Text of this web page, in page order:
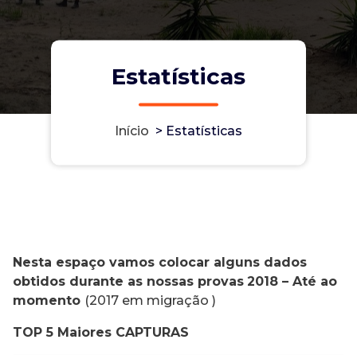
Estatísticas
Início > Estatísticas
Nesta espaço vamos colocar alguns dados
obtidos durante as nossas provas 2018 – Até ao
momento (2017 em migração )
TOP 5 Maiores CAPTURAS